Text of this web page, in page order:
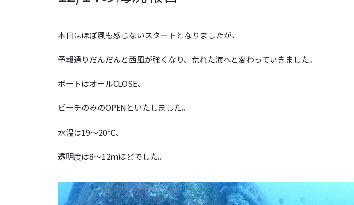
本日はほぼ風も感じないスタートとなりましたが、
予報通りだんだんと西風が強くなり、荒れた海へと変わっていきました。
ボートはオールCLOSE、
ビーチのみのOPENといたしました。
水温は19～20℃、
透明度は8～12ｍほどでした。